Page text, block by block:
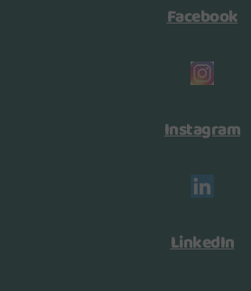
Facebook
Instagram
LinkedIn